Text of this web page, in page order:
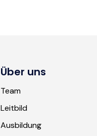
Über uns
Team
Leitbild
Ausbildung